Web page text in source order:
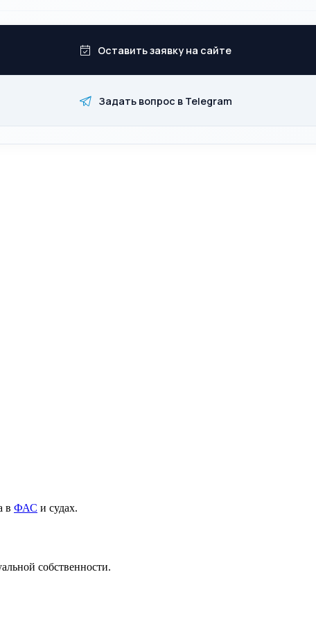
Оставить заявку на сайте
Задать вопрос в Telegram
в ФАС и судах.
собственности.